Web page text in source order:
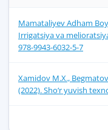
Mamataliyev Adham
Irrigatsiya va
978-9943-6032-5-7
Xamidov M.X.,
(2022). Sho‘r yuvish